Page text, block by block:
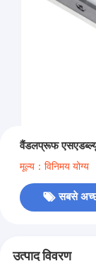
वैंडलप्रूफ
मूल्य：विनिमय योग्य
सबसे
उत्पाद विवरण